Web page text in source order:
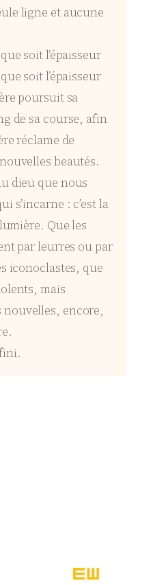
ligne et aucune
soit l’épaisseur
soit l’épaisseur
poursuit sa
de sa course, afin
réclame de
beautés.
dieu que nous
s’incarne : c’est la
Que les
par leurres ou par
iconoclastes, que
mais
nouvelles, encore,